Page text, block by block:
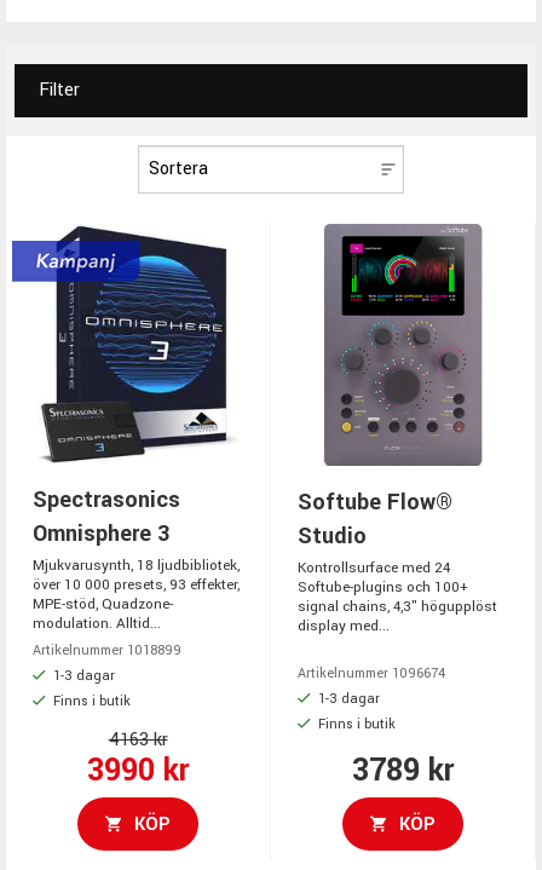
Filter
Spectrasonics
Omnisphere 3
Mjukvarusynth, 18 ljudbibliotek,
över 10 000 presets, 93 effekter,
MPE-stöd, Quadzone-
modulation. Alltid...
Artikelnummer 1018899
1-3 dagar
Finns i butik
4163 kr
3990 kr
KÖP
Softube Flow®
Studio
Kontrollsurface med 24
Softube-plugins och 100+
signal chains, 4,3" högupplöst
display med...
Artikelnummer 1096674
1-3 dagar
Finns i butik
3789 kr
KÖP